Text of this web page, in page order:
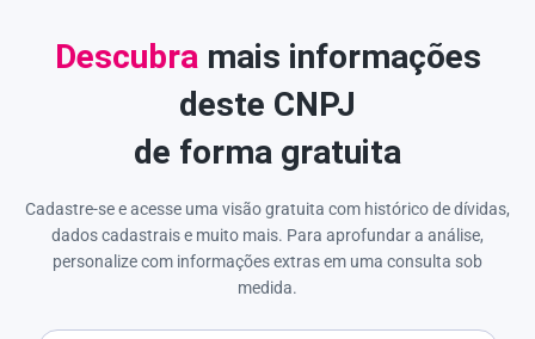
Descubra mais informações
deste CNPJ
de forma gratuita
Cadastre-se e acesse uma visão gratuita com histórico de dívidas,
dados cadastrais e muito mais. Para aprofundar a análise,
personalize com informações extras em uma consulta sob
medida.